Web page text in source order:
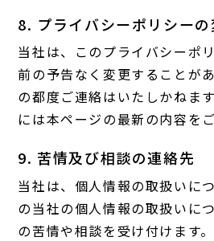
8. プライバシーポリシー
当社は、このプライバシーポ
前の予告なく変更することが
の都度ご連絡はいたしかねま
には本ページの最新の内容を
9. 苦情及び相談の連絡先
当社は、個人情報の取扱いに
の当社の個人情報の取扱いに
の苦情や相談を受け付けます